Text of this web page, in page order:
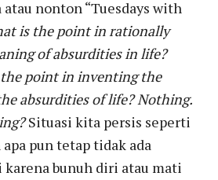
atau nonton “Tuesdays with
is the point in rationally
of absurdities in life?
point in inventing the
absurdities of life? Nothing.
Situasi kita persis seperti
pun tetap tidak ada
karena bunuh diri atau mati